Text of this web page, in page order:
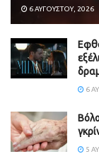
6 ΑΥΓΟΎΣΤΟΥ, 2026
6
5